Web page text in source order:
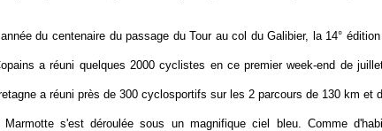
du centenaire du passage du Tour au col du Galibier, la 14°
a réuni quelques 2000 cyclistes en ce premier week-end de
a réuni près de 300 cyclosportifs sur les 2 parcours de 130 km et
s'est déroulée sous un magnifique ciel bleu. Comme